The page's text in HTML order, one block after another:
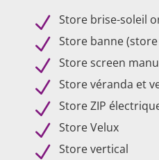
N Store brise-soleil
N Store banne
N Store screen
N Store véranda et
N Store ZIP
N Store Velux
N Store vertical